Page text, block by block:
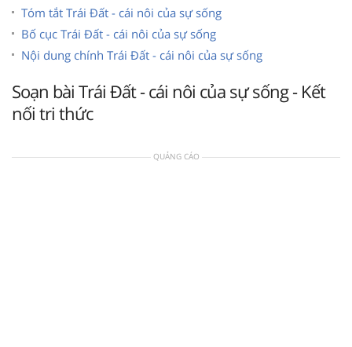
Tóm tắt Trái Đất - cái nôi của sự sống
Bố cục Trái Đất - cái nôi của sự sống
Nội dung chính Trái Đất - cái nôi của sự sống
Soạn bài Trái Đất - cái nôi của sự sống - Kết
nối tri thức
QUẢNG CÁO